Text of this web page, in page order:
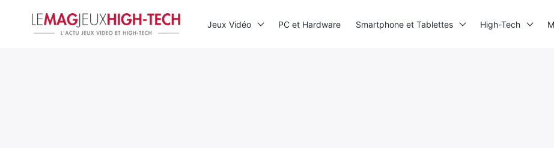
Jeux Vidéo PC et Hardware Smartphone et Tablettes High-Tech